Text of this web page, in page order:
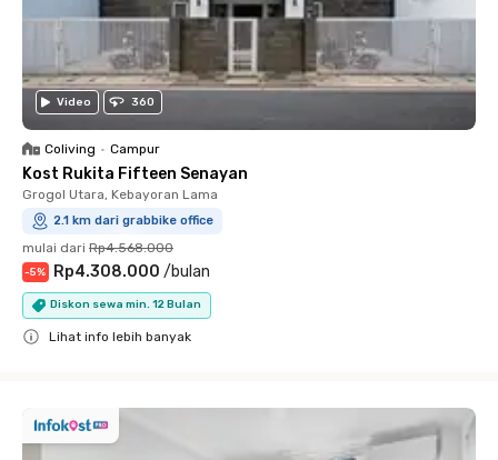
Video 360
Coliving • Campur
Kost Rukita Fifteen Senayan
Grogol Utara, Kebayoran Lama
2.1 km dari grabbike office
mulai dari Rp4.568.000
-5% Rp4.308.000 /bulan
Diskon sewa min. 12 Bulan
Lihat info lebih banyak